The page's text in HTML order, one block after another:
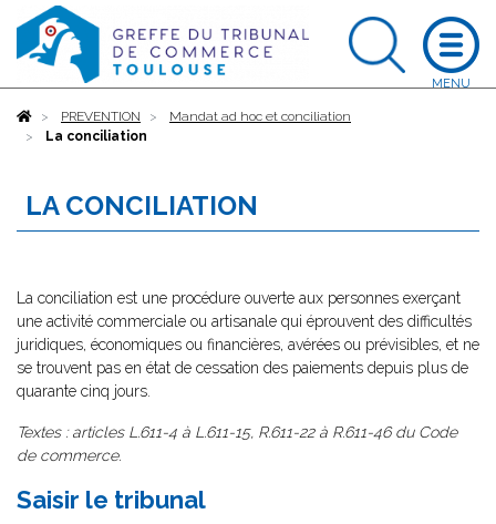
AccueilPREVENTION
Mandat ad hoc et conciliation
La conciliation
LA CONCILIATION
La conciliation est une procédure ouverte aux personnes exerçant
une activité commerciale ou artisanale qui éprouvent des difficultés
juridiques, économiques ou financières, avérées ou prévisibles, et ne
se trouvent pas en état de cessation des paiements depuis plus de
quarante cinq jours.
Textes : articles L.611-4 à L.611-15, R.611-22 à R.611-46 du Code
de commerce.
Saisir le tribunal